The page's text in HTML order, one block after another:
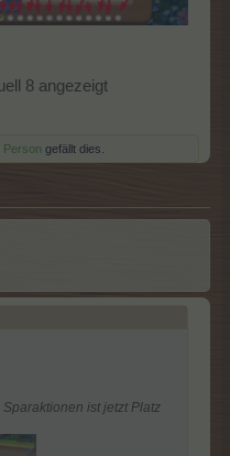
8 angezeigt
Person gefällt dies.
ist jetzt Platz